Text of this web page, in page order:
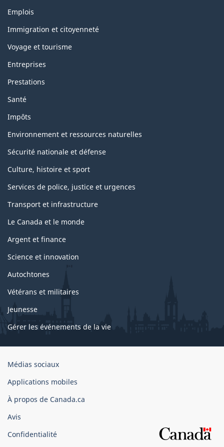
Thèmes
sujets
Emplois
Immigration et citoyenneté
Voyage et tourisme
Entreprises
Prestations
Santé
Impôts
Environnement et ressources naturelles
Sécurité nationale et défense
Culture, histoire et sport
Services de police, justice et urgences
Transport et infrastructure
Le Canada et le monde
Argent et finance
Science et innovation
Autochtones
Vétérans et militaires
Jeunesse
Gérer les événements de la vie
Organisation
gouvernement
du
Canada
Médias sociaux
Applications mobiles
À propos de Canada.ca
Avis
Confidentialité